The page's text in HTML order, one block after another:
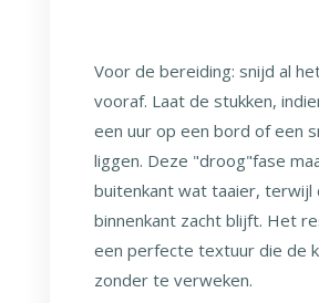
Voor de bereiding: snijd al
vooraf. Laat de stukken,
een uur op een bord of een
liggen. Deze "droog"fase
buitenkant wat taaier, terwijl
binnenkant zacht blijft. Het
een perfecte textuur die de
zonder te verweken.